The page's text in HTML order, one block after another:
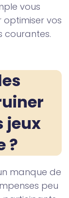
vous
optimiser vos
courantes.
jeux
?
manque de
peu